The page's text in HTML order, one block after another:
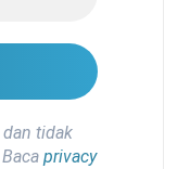
tidak
privacy